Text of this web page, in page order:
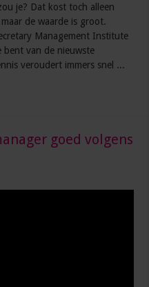
je? Dat kost toch alleen
de waarde is groot.
Management Institute
bent van de nieuwste
veroudert immers snel ...
goed volgens